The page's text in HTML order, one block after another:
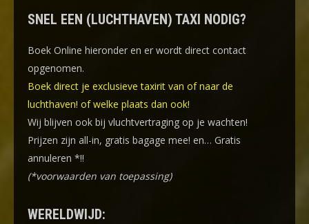
SNEL EEN (LUCHTHAVEN) TAXI NODIG?
Boek Online hieronder en er wordt direct contact
opgenomen.
Boek direct je exclusieve taxirit van of naar de
luchthaven! of welke plaats dan ook!
Wij blijven ook bij vluchtvertraging op je wachten!
Prijzen zijn all-in, gratis bagage mee! en… Gratis
annuleren *!!
(*voorwaarden van toepassing)
WERELDWIJD: